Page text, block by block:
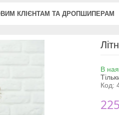
КЛІЄНТАМ ТА ДРОПШИПЕРАМ
В
Код: